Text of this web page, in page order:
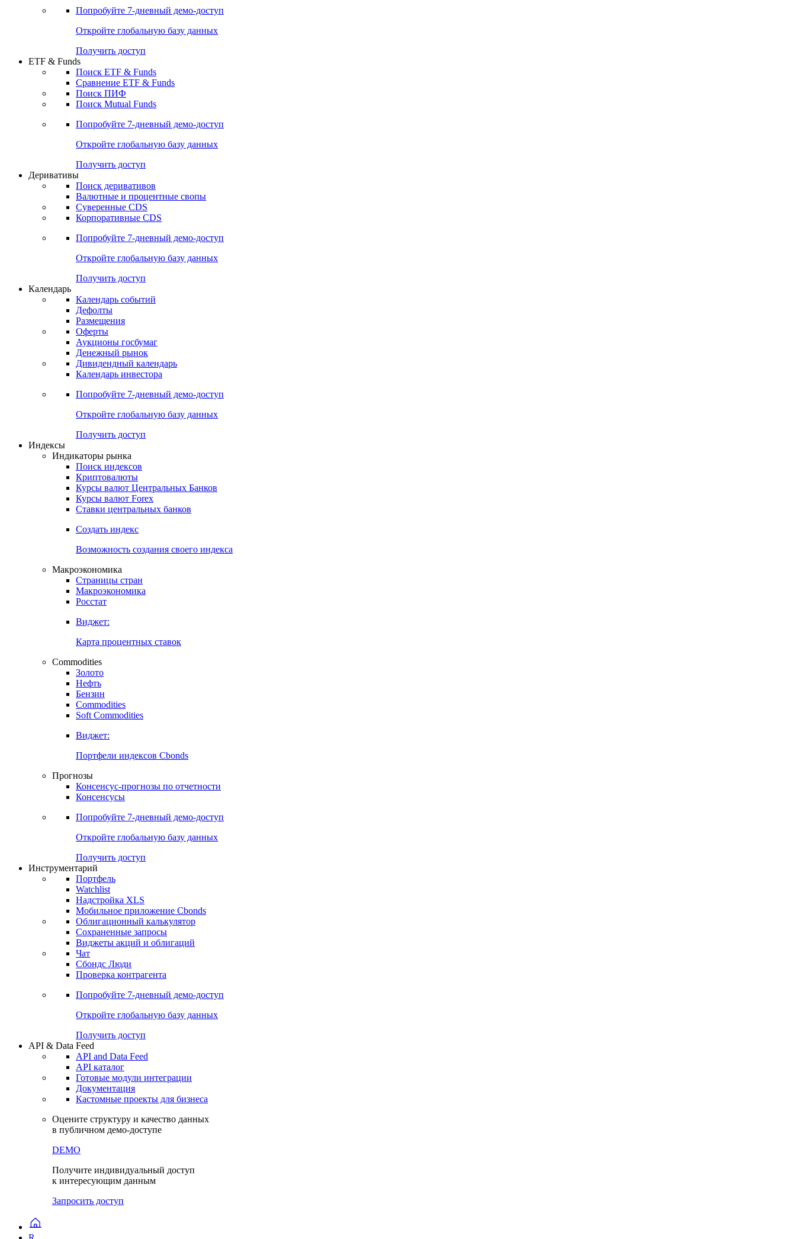
Получить доступ
Кредиты
Поиск кредитов
Попробуйте7-дневный
Откройте глобальную базу данных
Получить доступ
ETF & Funds
Поиск ETF & Funds
Сравнение ETF & Funds
Поиск ПИФ
Поиск Mutual Funds
Попробуйте7-дневный
Откройте глобальную базу данных
Получить доступ
Деривативы
Поиск деривативов
Валютные и процентные свопы
Суверенные CDS
Корпоративные CDS
Попробуйте7-дневный
Откройте глобальную базу данных
Получить доступ
Календарь
Календарь событий
Дефолты
Размещения
Оферты
Аукционы госбумаг
Денежный рынок
Дивидендный календарь
Календарь инвестора
Попробуйте7-дневный
Получить доступ
Индикаторы рынка
Поиск индексов
Криптовалюты
Курсы валют Центральных Банков
Курсы валют Forex
Ставки центральных банков
Создать индекс
Возможность создания своего индекса
Макроэкономика
Страницы стран
Макроэкономика
Росстат
Виджет:
Карта процентных ставок
Commodities
Золото
Нефть
Бензин
Commodities
Soft Commodities
Виджет:
Портфели индексов Cbonds
Прогнозы
Консенсус-прогнозы по отчетности
Консенсусы
Попробуйте7-дневный
Откройте глобальную базу данных
Получить доступ
Инструментарий
Портфель
Watchlist
Надстройка XLS
Мобильное приложение Cbonds
Облигационный калькулятор
Сохраненные запросы
Виджеты акций и облигаций
Чат
Сбондс Люди
Проверка контрагента
Попробуйте7-дневный
Откройте глобальную базу данных
Получить доступ
API & Data Feed
API and Data Feed
API каталог
Документация
Кастомные проекты для бизнеса
Оцените структуру и качество данных
в публичном демо-доступе
DEMO
Получите индивидуальный доступ